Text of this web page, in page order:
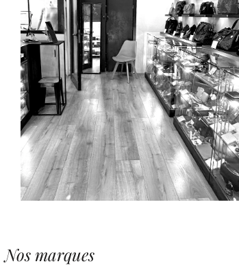
Nos marques